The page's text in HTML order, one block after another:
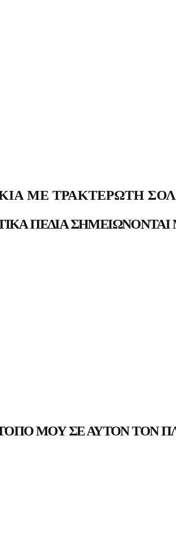
ΜΕ ΤΡΑΚΤΕΡΩΤΉ
ΠΕΔΊΑ
ΜΟΥ ΣΕ ΑΥΤΌΝ ΤΟΝ